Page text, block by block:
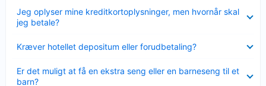
Jeg oplyser mine kreditkortoplysninger, men hvornår skal
jeg betale?
Kræver hotellet depositum eller forudbetaling?
Er det muligt at få en ekstra seng eller en barneseng til et
barn?